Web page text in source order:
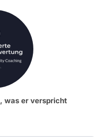
was er verspricht
Leben sehr positiv